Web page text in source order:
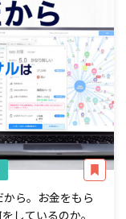
ら。お金をもら
しているのか。